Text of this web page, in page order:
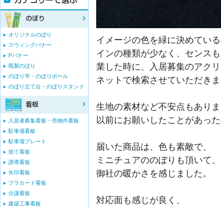
イメージの色を緑に決めてい
インの種類が少なく、センス
業した時に、入居募集のアク
ネットで検索させていただき
生地の素材など不安点もあり
以前にお願いしたことがあっ
届いた商品は、色も素敵で、
ミニチュアののぼりも頂いて、
御社の暖かさを感じました。
対応面も感じが良く、
オリジナルのぼり
スウィングバナー
Pバナー
既製のぼり
のぼり竿・のぼりポール
のぼり立て台・のぼりスタンド
入居者募集看板・売物件看板
駐車場看板
駐車場プレート
捨て看板
誘導看板
矢印看板
プラカード看板
分譲看板
建築工事看板